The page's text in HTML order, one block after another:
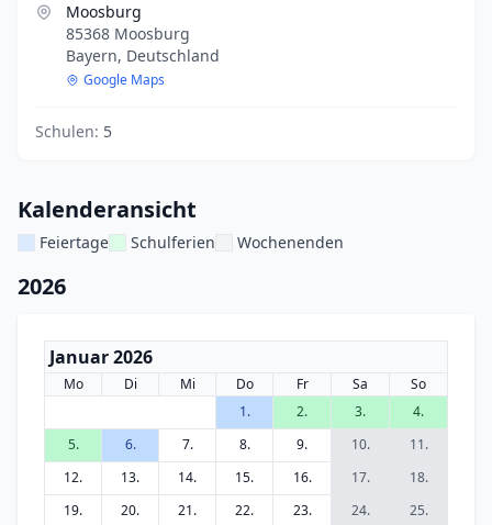
Moosburg
85368 Moosburg
Bayern, Deutschland
Google Maps
Schulen: 5
Kalenderansicht
Feiertage Schulferien Wochenenden
2026
Januar 2026
Mo Di Mi Do Fr Sa
So
1.
2. 3.
4.
5.
6. 7. 8. 9. 10.
11.
12.
13. 14. 15. 16. 17.
18.
19.
20. 21. 22. 23. 24.
25.